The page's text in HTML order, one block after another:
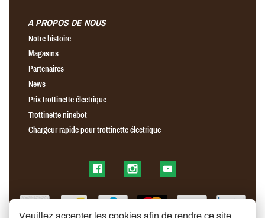
A PROPOS DE NOUS
Notre histoire
Magasins
Partenaires
News
Prix trottinette électrique
Trottinette ninebot
Chargeur rapide pour trottinette électrique
Find us on FacebookFind us on InstagramFind us on YouTube
Veuillez accepter les cookies afin de rendre ce site